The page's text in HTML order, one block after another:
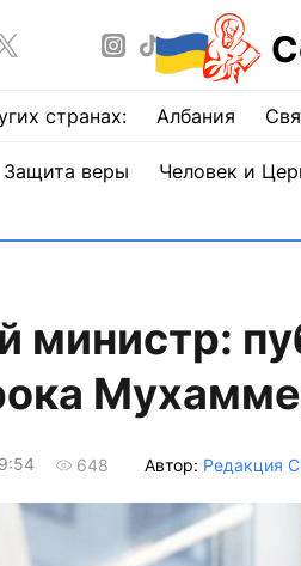
странах: Албания
Защита веры Человек и
министр:
648 Автор: Редакция